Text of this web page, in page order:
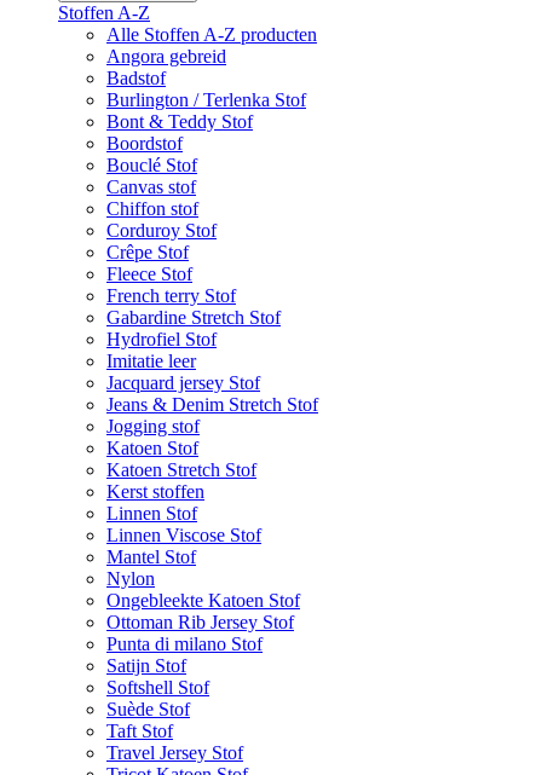
Stoffen A-Z
Alle Stoffen A-Z producten
Angora gebreid
Badstof
Burlington / Terlenka Stof
Bont & Teddy Stof
Boordstof
Bouclé Stof
Canvas stof
Chiffon stof
Corduroy Stof
Crêpe Stof
Fleece Stof
French terry Stof
Gabardine Stretch Stof
Hydrofiel Stof
Imitatie leer
Jacquard jersey Stof
Jeans & Denim Stretch Stof
Jogging stof
Katoen Stof
Katoen Stretch Stof
Kerst stoffen
Linnen Stof
Linnen Viscose Stof
Mantel Stof
Nylon
Ongebleekte Katoen Stof
Ottoman Rib Jersey Stof
Punta di milano Stof
Satijn Stof
Softshell Stof
Suède Stof
Taft Stof
Travel Jersey Stof